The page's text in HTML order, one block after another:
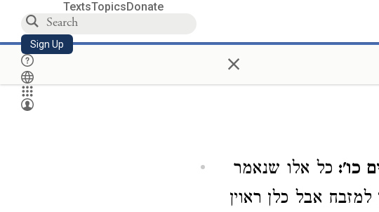
TextsTopicsDonate
Sign Up ×
כו': כל אלו שנאמר
למזבח אבל כלן ראוין